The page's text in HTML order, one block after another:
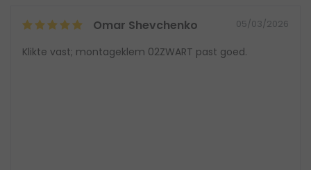
Omar Shevchenko 05/03/2026
Klikte vast; montageklem 02ZWART past goed.